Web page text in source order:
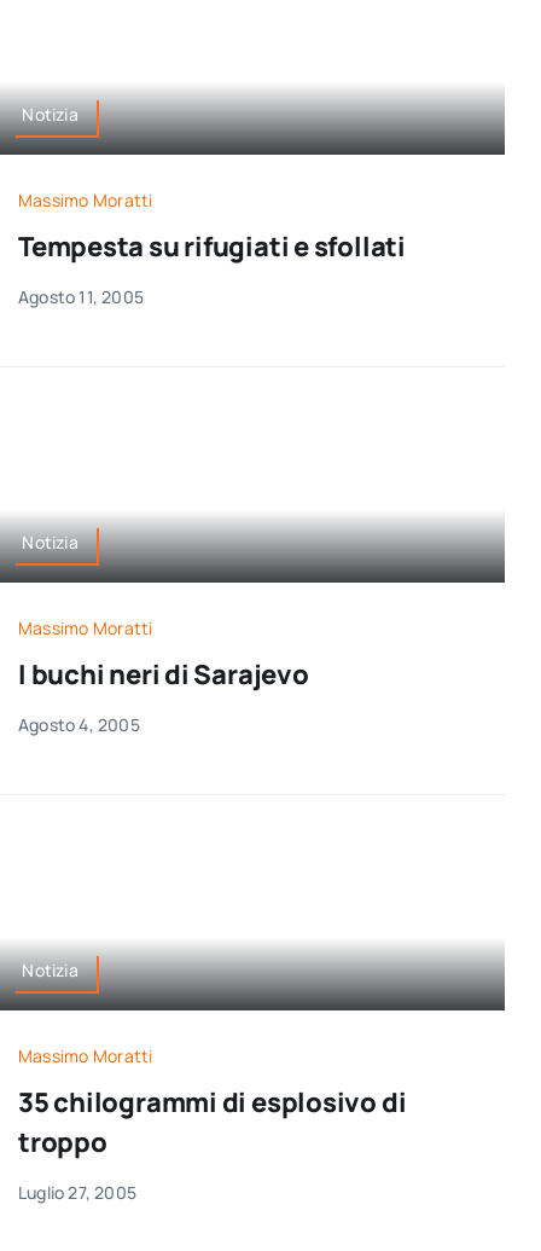
Notizia
Massimo Moratti
Tempesta su rifugiati e sfollati
Agosto 11, 2005
Notizia
Massimo Moratti
I buchi neri di Sarajevo
Agosto 4, 2005
Notizia
Massimo Moratti
35 chilogrammi di esplosivo di
troppo
Luglio 27, 2005